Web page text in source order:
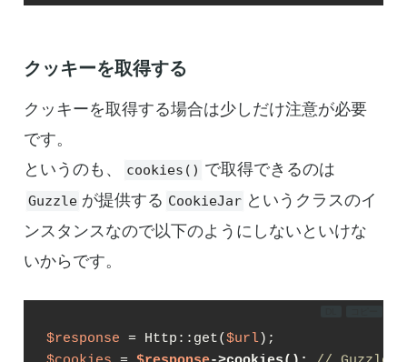
クッキーを取得する
クッキーを取得する場合は少しだけ注意が必要
です。
というのも、
cookies() で取得できるのは
Guzzle が提供する CookieJar というクラスのイ
ンスタンスなので以下のようにしないといけな
いからです。
$response = Http::get($url